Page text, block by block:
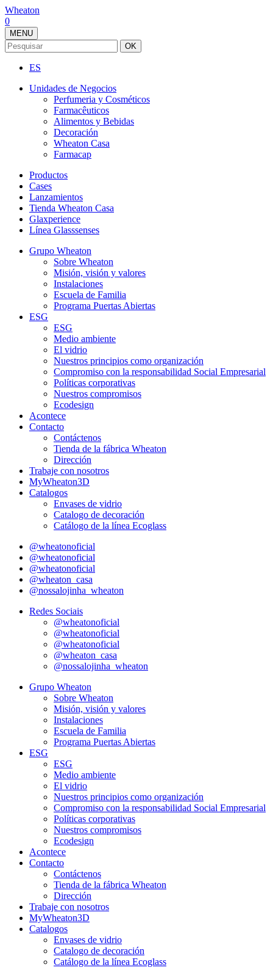
Wheaton
0
MENU
OK
ES
Unidades de Negocios
Perfumeria y Cosméticos
Farmacêuticos
Alimentos y Bebidas
Decoración
Wheaton Casa
Farmacap
Productos
Cases
Lanzamientos
Tienda Wheaton Casa
Glaxperience
Línea Glasssenses
Grupo Wheaton
Sobre Wheaton
Misión, visión y valores
Instalaciones
Escuela de Familia
Programa Puertas Abiertas
ESG
ESG
Medio ambiente
El vidrio
Nuestros principios como organización
Compromiso con la responsabilidad Social Empresarial
Políticas corporativas
Nuestros compromisos
Ecodesign
Acontece
Contacto
Contáctenos
Tienda de la fábrica Wheaton
Dirección
Trabaje con nosotros
MyWheaton3D
Catalogos
Envases de vidrio
Catalogo de decoración
Catálogo de la línea Ecoglass
@wheatonoficial
@wheatonoficial
@wheatonoficial
@wheaton_casa
@nossalojinha_wheaton
Redes Sociais
@wheatonoficial
@wheatonoficial
@wheatonoficial
@wheaton_casa
@nossalojinha_wheaton
Grupo Wheaton
Sobre Wheaton
Misión, visión y valores
Instalaciones
Escuela de Familia
Programa Puertas Abiertas
ESG
ESG
Medio ambiente
El vidrio
Nuestros principios como organización
Compromiso con la responsabilidad Social Empresarial
Políticas corporativas
Nuestros compromisos
Ecodesign
Acontece
Contacto
Contáctenos
Tienda de la fábrica Wheaton
Dirección
Trabaje con nosotros
MyWheaton3D
Catalogos
Envases de vidrio
Catalogo de decoración
Catálogo de la línea Ecoglass